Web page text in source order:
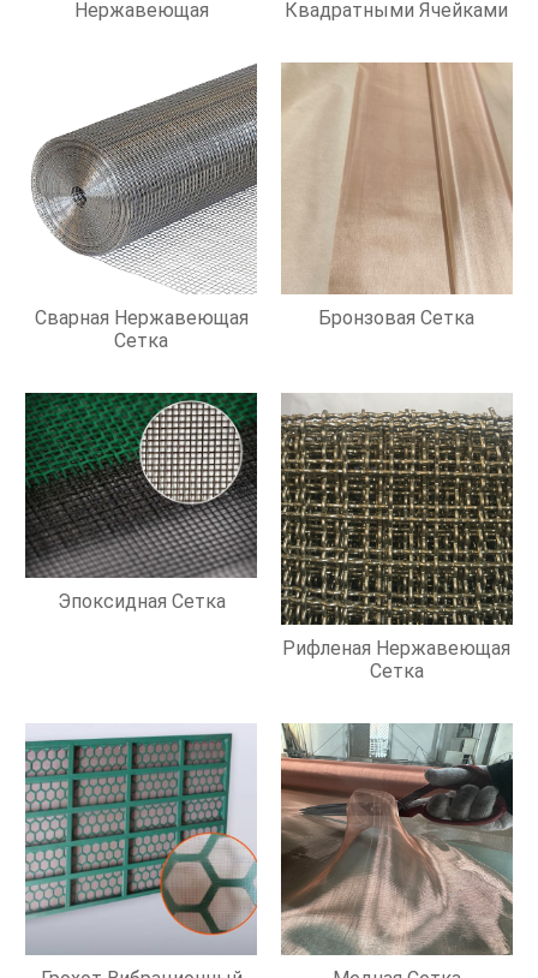
Нержавеющая Квадратными Ячейками
Сварная Нержавеющая
Сетка
Бронзовая Сетка
Эпоксидная Сетка
Рифленая Нержавеющая
Сетка